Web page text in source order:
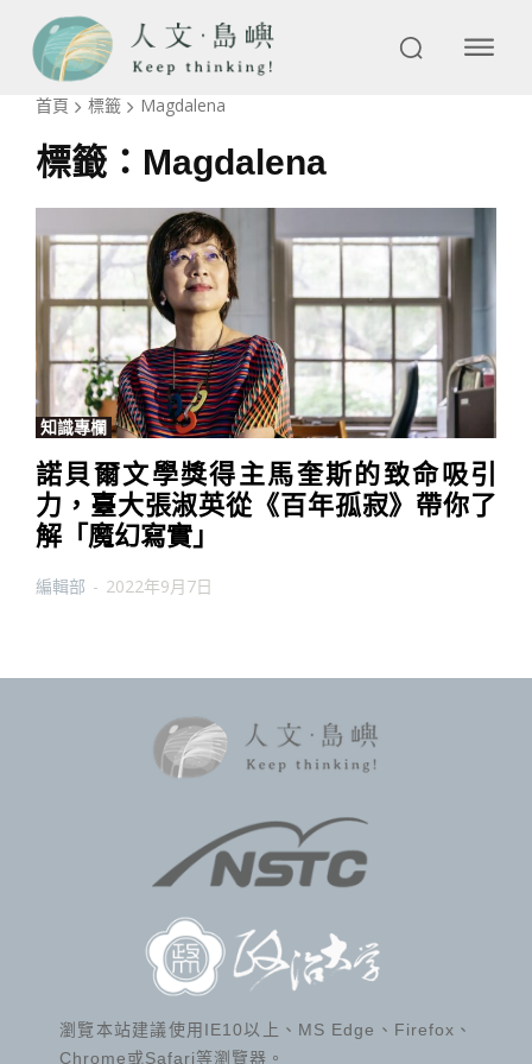
首頁 標籤 Magdalena
標籤： Magdalena
知識專欄
諾貝爾文學獎得主馬奎斯的致命吸引
力，臺大張淑英從《百年孤寂》帶你了
解「魔幻寫實」
編輯部 - 2022年9月7日
瀏覽本站建議使用IE10以上、MS Edge、Firefox、
Chrome或Safari等瀏覽器。